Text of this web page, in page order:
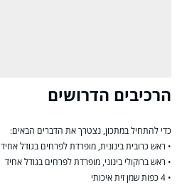
הרכיבים הדרושים
כדי להתחיל במתכון, נצטרך את הדברים הבאים:
• ראש כרובית בינונית, מופרדת לפרחים בגודל אחיד
• ראש ברוקולי בינוני, מופרדת לפרחים בגודל אחיד
• 4 כפות שמן זית איכותי